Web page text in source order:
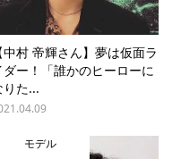
中村 帝輝さん】夢は仮面ラ
ダー！「誰かのヒーローに
りた...
モデル